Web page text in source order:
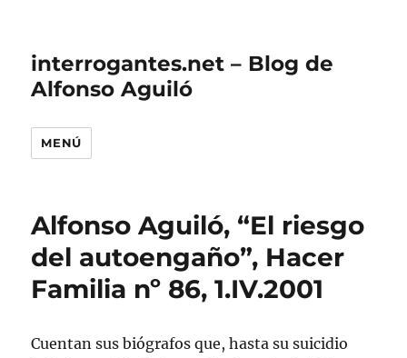
interrogantes.net – Blog de
Alfonso Aguiló
MENÚ
Alfonso Aguiló, “El riesgo
del autoengaño”, Hacer
Familia nº 86, 1.IV.2001
Cuentan sus biógrafos que, hasta su suicidio